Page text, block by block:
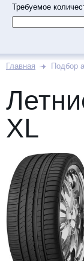
Требуемое
Главная Подбор
XL